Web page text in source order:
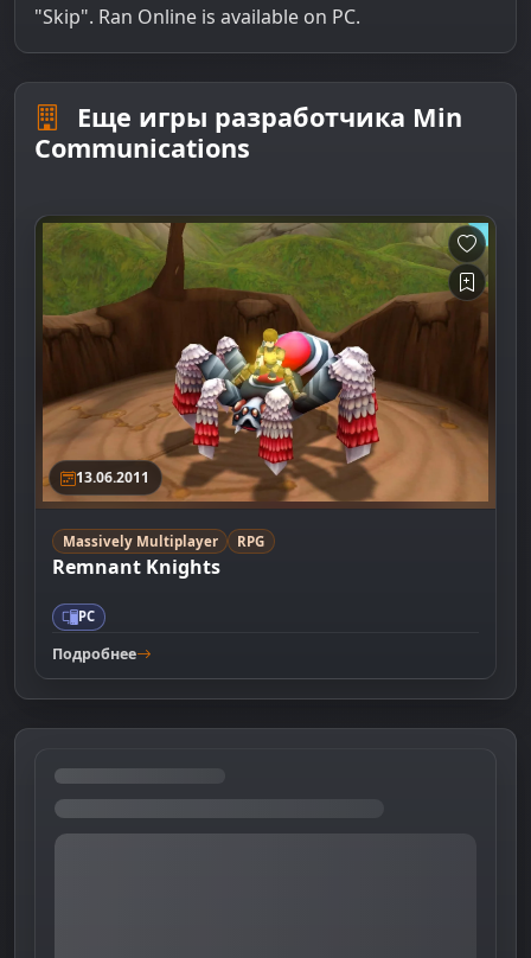
"Skip". Ran Online is available on PC.
Еще игры разработчика Min
Communications
13.06.2011
Massively Multiplayer RPG
Remnant Knights
PC
Подробнее